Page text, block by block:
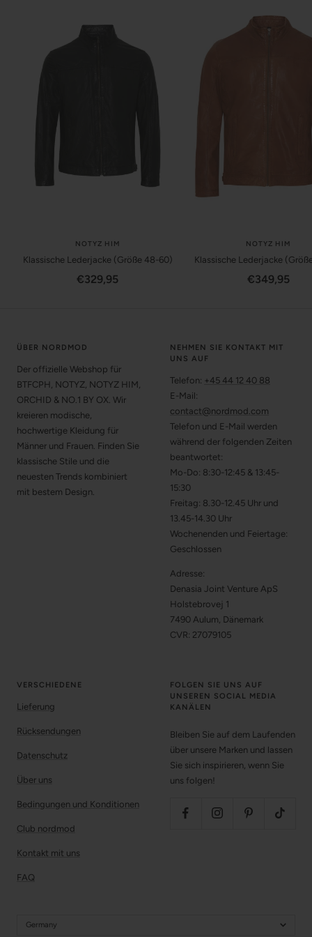
NOTYZ HIM
Klassische Lederjacke (Größe 48-60)
Angebotspreis
€329,95
NOTYZ HIM
Klassische Lederjacke
€349,95
ÜBER NORDMOD
Der offizielle Webshop für
BTFCPH, NOTYZ, NOTYZ HIM,
ORCHID & NO.1 BY OX. Wir
kreieren modische,
hochwertige Kleidung für
Männer und Frauen. Finden Sie
klassische Stile und die
neuesten Trends kombiniert
mit bestem Design.
NEHMEN SIE KONTAKT MIT
UNS AUF
Telefon: +45 44 12 40 88
E-Mail:
contact@nordmod.com
Telefon und E-Mail werden
während der folgenden Zeiten
beantwortet:
Mo-Do: 8:30-12:45 & 13:45-
15:30
Freitag: 8.30-12.45 Uhr und
13.45-14.30 Uhr
Wochenenden und Feiertage:
Geschlossen
Adresse:
Denasia Joint Venture ApS
Holstebrovej 1
7490 Aulum, Dänemark
CVR: 27079105
VERSCHIEDENE
Lieferung
Rücksendungen
Datenschutz
Über uns
Bedingungen und Konditionen
Club nordmod
Kontakt mit uns
FAQ
FOLGEN SIE UNS AUF
UNSEREN SOCIAL MEDIA
KANÄLEN
Bleiben Sie auf dem Laufenden
über unsere Marken und lassen
Sie sich inspirieren, wenn Sie
uns folgen!
Germany